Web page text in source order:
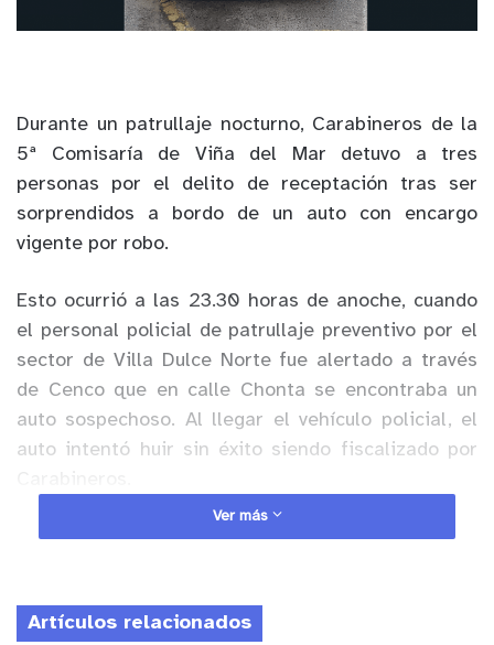
Durante un patrullaje nocturno, Carabineros de la
5ª Comisaría de Viña del Mar detuvo a tres
personas por el delito de receptación tras ser
sorprendidos a bordo de un auto con encargo
vigente por robo.
Esto ocurrió a las 23.30 horas de anoche, cuando
el personal policial de patrullaje preventivo por el
sector de Villa Dulce Norte fue alertado a través
de Cenco que en calle Chonta se encontraba un
auto sospechoso. Al llegar el vehículo policial, el
auto intentó huir sin éxito siendo fiscalizado por
Anuncio Patrocinado
de 18 años y dos adolescentes, una mujer de 17
años y un hombre de 15 años. Al ser consultada la
Ver más
Artículos relacionados